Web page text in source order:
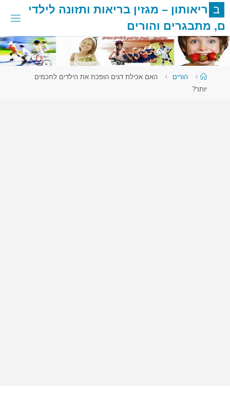
דלגו
לתוכן
ב ריאותון – מגזין בריאות ותזונה לילדי
ם, מתבגרים והורים
עמוד
ראשי
הורים
האם אכילת דגים הופכת את הילדים לחכמים
יותר?